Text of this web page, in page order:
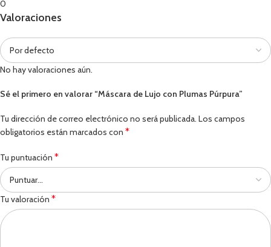
0
Valoraciones
No hay valoraciones aún.
Sé el primero en valorar “Máscara de Lujo con Plumas Púrpura”
Tu dirección de correo electrónico no será publicada. Los campos
obligatorios están marcados con *
Tu puntuación *
Tu valoración *